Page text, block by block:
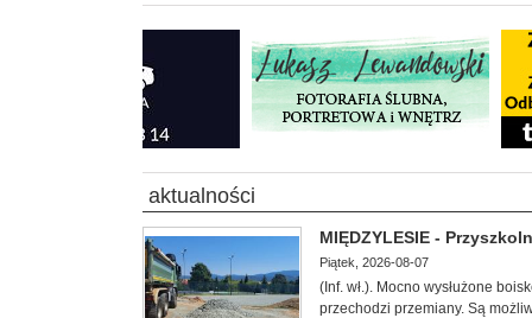
aktualności
MIĘDZYLESIE -
Piątek, 2026-08-07
(Inf. wł.). Mocno wysłużone
przechodzi przemiany. Są